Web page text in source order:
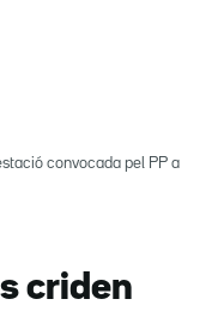
convocada pel PP a
criden